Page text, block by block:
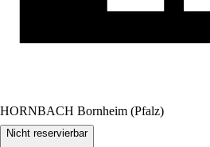
HORNBACH Bornheim (Pfalz)
Nicht reservierbar